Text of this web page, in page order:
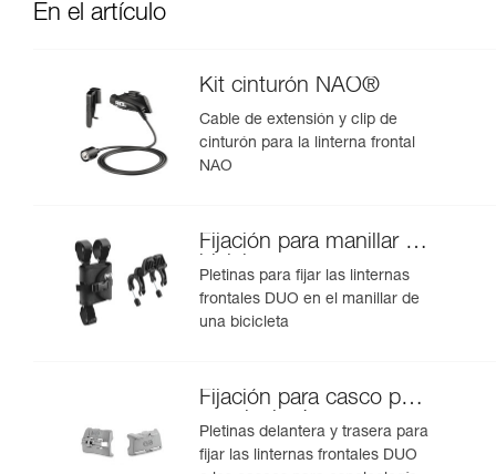
En el artículo
Kit cinturón NAO®
Cable de extensión y clip de
cinturón para la linterna frontal
NAO
Fijación para manillar de
bicicleta
Pletinas para fijar las linternas
frontales DUO en el manillar de
una bicicleta
Fijación para casco para
espeleología
Pletinas delantera y trasera para
fijar las linternas frontales DUO